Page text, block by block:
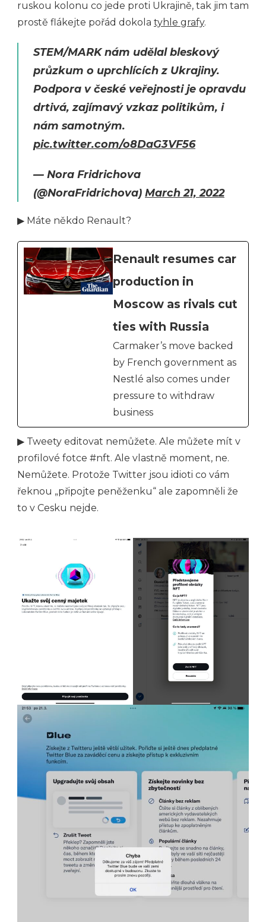
ruskou kolonu co jede proti Ukrajině, tak jim tam
prostě flákejte pořád dokola tyhle grafy.
STEM/MARK nám udělal bleskový
průzkum o uprchlících z Ukrajiny.
Podpora v české veřejnosti je opravdu
drtivá, zajímavý vzkaz politikům, i
nám samotným.
pic.twitter.com/o8DaG3VF56
— Nora Fridrichova
(@NoraFridrichova) March 21, 2022
▶ Máte někdo Renault?
Renault resumes car
production in
Moscow as rivals cut
ties with Russia
Carmaker’s move backed
by French government as
Nestlé also comes under
pressure to withdraw
business
▶ Tweety editovat nemůžete. Ale můžete mít v
profilové fotce #nft. Ale vlastně moment, ne.
Nemůžete. Protože Twitter jsou idioti co vám
řeknou „připojte peněženku“ ale zapomněli že
to v Cesku nejde.